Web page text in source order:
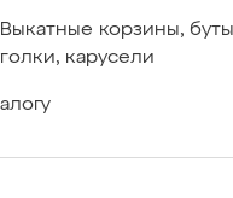
Выкатные корзины,
карусели